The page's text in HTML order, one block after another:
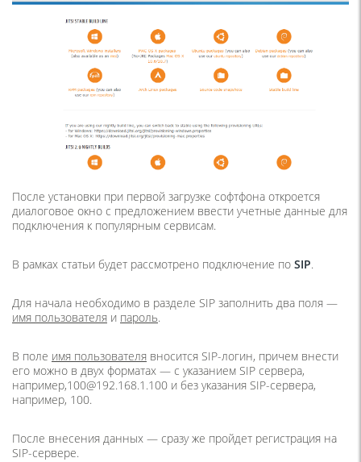
После установки при первой загрузке софтфона откроется
диалоговое окно с предложением ввести учетные данные для
подключения к популярным сервисам.
В рамках статьи будет рассмотрено подключение по SIP.
Для начала необходимо в разделе SIP заполнить два поля —
имя пользователя и пароль.
В поле имя пользователя вносится SIP-логин, причем внести
его можно в двух форматах — с указанием SIP сервера,
например,100@192.168.1.100 и без указания SIP-сервера,
например, 100.
После внесения данных — сразу же пройдет регистрация на
SIP-сервере.